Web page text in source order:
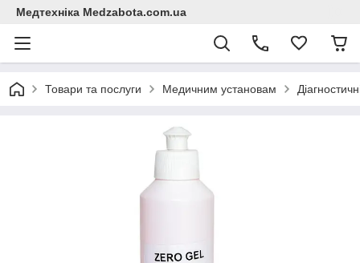
Медтехніка Medzabota.com.ua
Товари та послуги Медичним установам